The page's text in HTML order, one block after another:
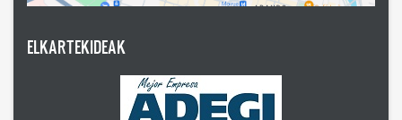
ELKARTEKIDEAK